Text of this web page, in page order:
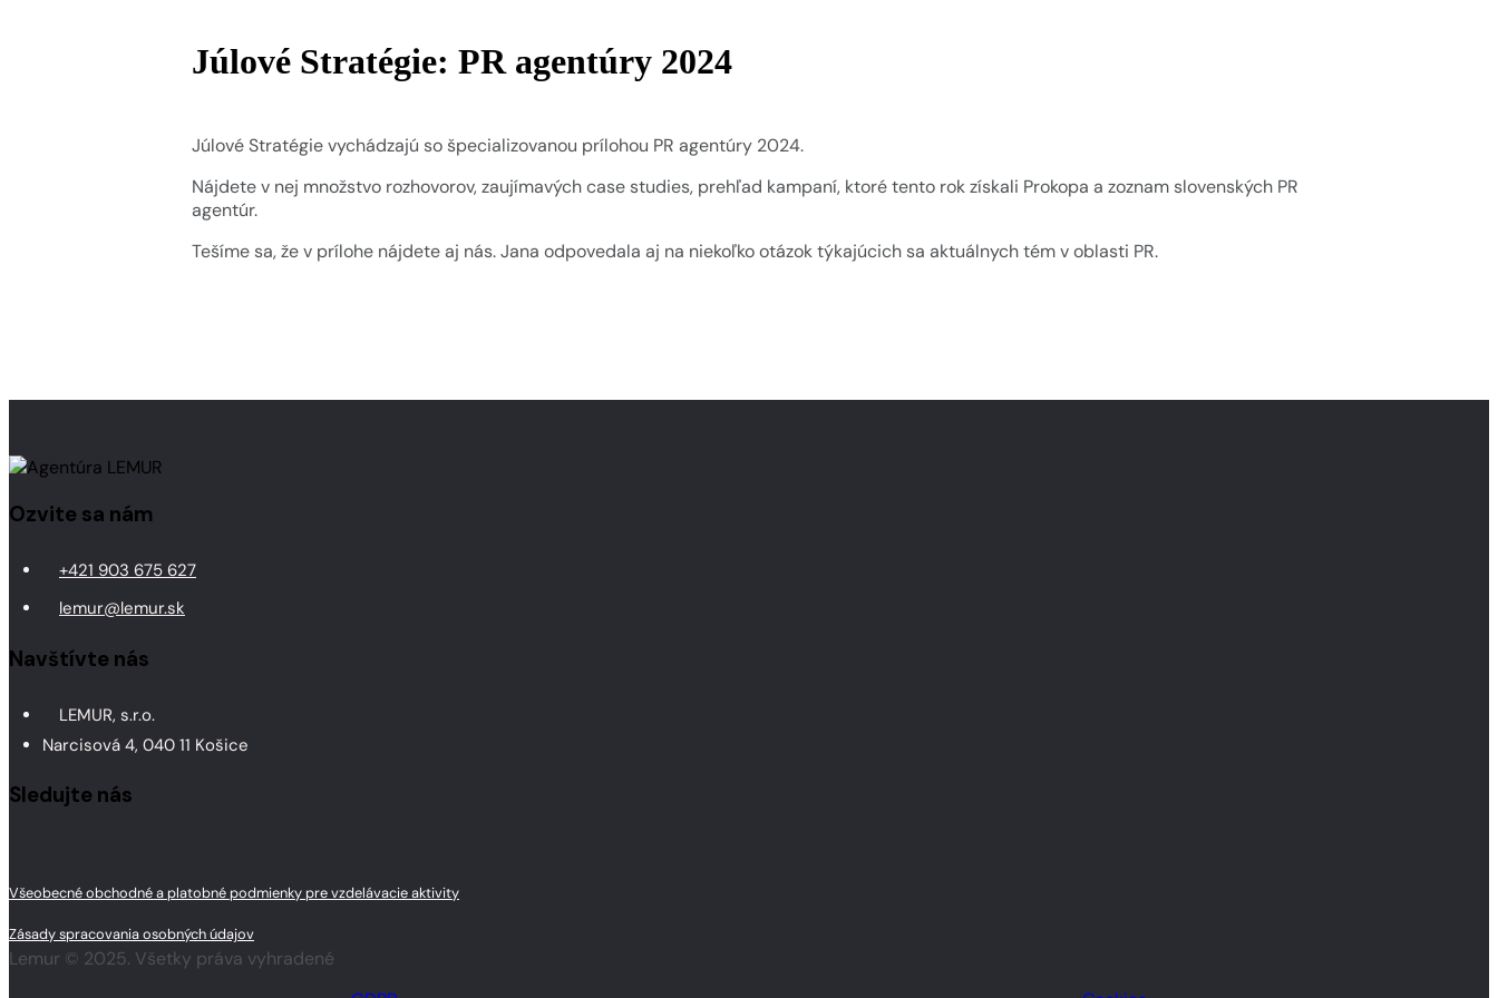
Júlové Stratégie: PR agentúry 2024
Júlové Stratégie vychádzajú so špecializovanou prílohou PR agentúry 2024.
Nájdete v nej množstvo rozhovorov, zaujímavých case studies, prehľad kampaní, ktoré tento rok získali Prokopa a zoznam slovenských PR
agentúr.
Tešíme sa, že v prílohe nájdete aj nás. Jana odpovedala aj na niekoľko otázok týkajúcich sa aktuálnych tém v oblasti PR.
Ozvite sa nám
+421 903 675 627
lemur@lemur.sk
Navštívte nás
LEMUR, s.r.o.
Narcisová 4, 040 11 Košice
Sledujte nás
Všeobecné obchodné a platobné podmienky pre vzdelávacie aktivity
Zásady spracovania osobných údajov
Lemur © 2025. Všetky práva vyhradené